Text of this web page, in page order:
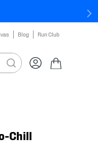
Blog Run Club
Chill